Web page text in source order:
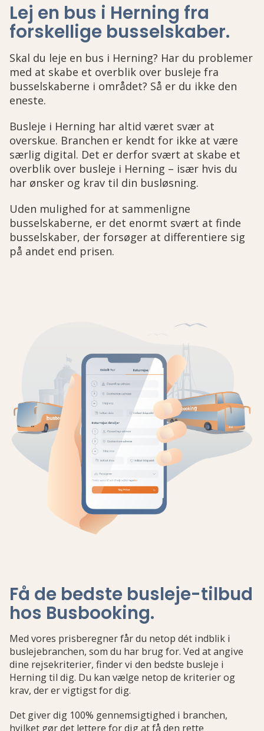
Lej en bus i Herning fra
forskellige busselskaber.
Skal du leje en bus i Herning? Har du problemer
med at skabe et overblik over busleje fra
busselskaberne i området? Så er du ikke den
eneste.
Busleje i Herning har altid været svær at
overskue. Branchen er kendt for ikke at være
særlig digital. Det er derfor svært at skabe et
overblik over busleje i Herning – især hvis du
har ønsker og krav til din busløsning.
Uden mulighed for at sammenligne
busselskaberne, er det enormt svært at finde
busselskaber, der forsøger at differentiere sig
på andet end prisen.
Få de bedste busleje-tilbud
hos Busbooking.
Med vores prisberegner får du netop dét indblik i
buslejebranchen, som du har brug for. Ved at angive
dine rejsekriterier, finder vi den bedste busleje i
Herning til dig. Du kan vælge netop de kriterier og
krav, der er vigtigst for dig.
Det giver dig 100% gennemsigtighed i branchen,
hvilket gør det lettere for dig at få den rette